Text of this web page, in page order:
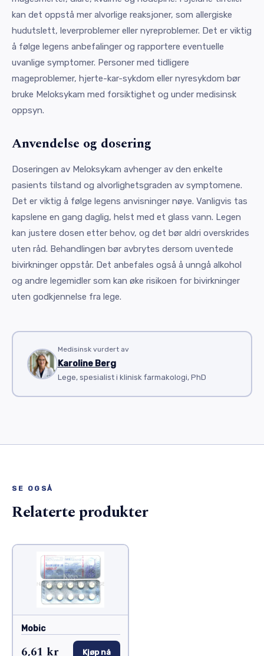
kan det oppstå mer alvorlige reaksjoner, som allergiske
hudutslett, leverproblemer eller nyreproblemer. Det er viktig
å følge legens anbefalinger og rapportere eventuelle
uvanlige symptomer. Personer med tidligere
mageproblemer, hjerte-kar-sykdom eller nyresykdom bør
bruke Meloksykam med forsiktighet og under medisinsk
oppsyn.
Anvendelse og dosering
Doseringen av Meloksykam avhenger av den enkelte
pasients tilstand og alvorlighetsgraden av symptomene.
Det er viktig å følge legens anvisninger nøye. Vanligvis tas
kapslene en gang daglig, helst med et glass vann. Legen
kan justere dosen etter behov, og det bør aldri overskrides
uten råd. Behandlingen bør avbrytes dersom uventede
bivirkninger oppstår. Det anbefales også å unngå alkohol
og andre legemidler som kan øke risikoen for bivirkninger
uten godkjennelse fra lege.
Medisinsk vurdert av
Karoline Berg
Lege, spesialist i klinisk farmakologi, PhD
SE OGSÅ
Relaterte produkter
Mobic
6,61 kr Kjøp nå